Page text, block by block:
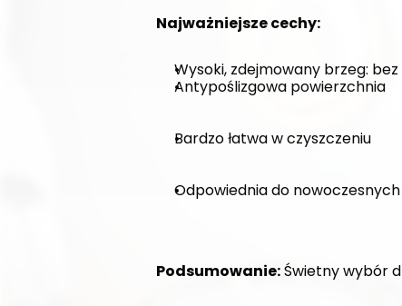
Najważniejsze cechy:
Wysoki, zdejmowany brzeg:
Antypoślizgowa powierzchnia
Bardzo łatwa w czyszczeniu
Odpowiednia do
Podsumowanie: Świetny wybór